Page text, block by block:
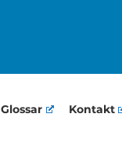
Glossar Kontakt